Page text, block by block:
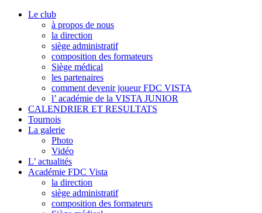
Le club
à propos de nous
la direction
siège administratif
composition des formateurs
Siège médical
les partenaires
comment devenir joueur FDC VISTA
l’ académie de la VISTA JUNIOR
CALENDRIER ET RESULTATS
Tournois
La galerie
Photo
Vidéo
L’ actualités
Académie FDC Vista
la direction
siège administratif
composition des formateurs